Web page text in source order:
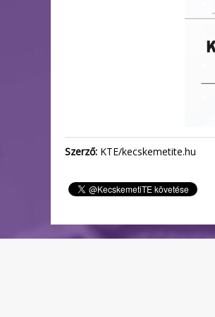
Szerző: KTE/kecskemetite.hu